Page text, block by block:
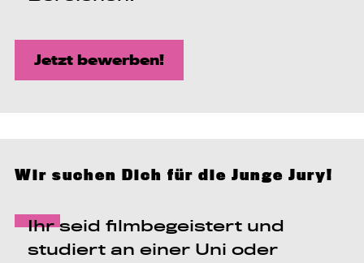
Jetzt bewerben!
Wir suchen Dich für die Junge Jury!
Ihr seid filmbegeistert und
studiert an einer Uni oder